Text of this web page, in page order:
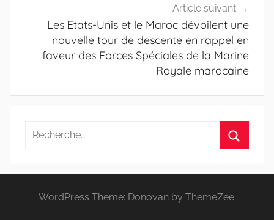
Article suivant
Les Etats-Unis et le Maroc dévoilent une
nouvelle tour de descente en rappel en
faveur des Forces Spéciales de la Marine
Royale marocaine
Recherche
:
WordPress Theme: Donovan by ThemeZee.